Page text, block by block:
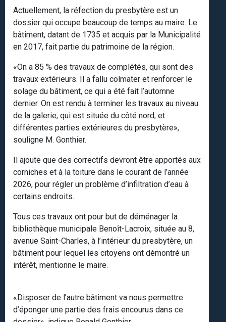
Actuellement, la réfection du presbytère est un
dossier qui occupe beaucoup de temps au maire. Le
bâtiment, datant de 1735 et acquis par la Municipalité
en 2017, fait partie du patrimoine de la région.
«On a 85 % des travaux de complétés, qui sont des
travaux extérieurs. Il a fallu colmater et renforcer le
solage du bâtiment, ce qui a été fait l’automne
dernier. On est rendu à terminer les travaux au niveau
de la galerie, qui est située du côté nord, et
différentes parties extérieures du presbytère»,
souligne M. Gonthier.
Il ajoute que des correctifs devront être apportés aux
corniches et à la toiture dans le courant de l’année
2026, pour régler un problème d’infiltration d’eau à
certains endroits.
Tous ces travaux ont pour but de déménager la
bibliothèque municipale Benoît-Lacroix, située au 8,
avenue Saint-Charles, à l’intérieur du presbytère, un
bâtiment pour lequel les citoyens ont démontré un
intérêt, mentionne le maire.
«Disposer de l’autre bâtiment va nous permettre
d’éponger une partie des frais encourus dans ce